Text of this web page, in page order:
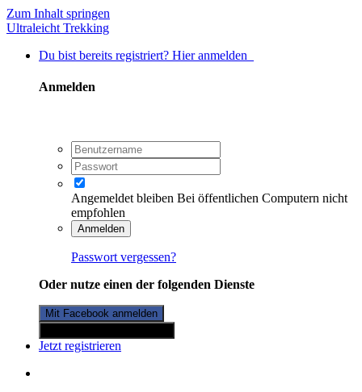
Zum Inhalt springen
Ultraleicht Trekking
Du bist bereits registriert? Hier anmelden
Anmelden
Angemeldet bleiben Bei öffentlichen Computern nicht
empfohlen
Anmelden
Passwort vergessen?
Oder nutze einen der folgenden Dienste
Mit Facebook anmelden
Jetzt registrieren